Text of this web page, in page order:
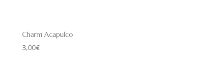
Charm Acapulco
3,00€